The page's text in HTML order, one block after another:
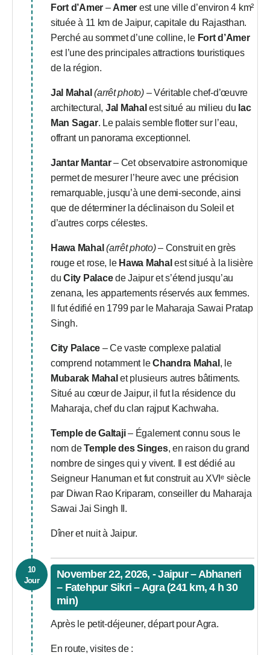
Fort d’Amer – Amer est une ville d’environ 4 km²
située à 11 km de Jaipur, capitale du Rajasthan.
Perché au sommet d’une colline, le Fort d’Amer
est l’une des principales attractions touristiques
de la région.
Jal Mahal (arrêt photo)– Véritable chef-d’œuvre
architectural, Jal Mahal est situé au milieu du lac
Man Sagar. Le palais semble flotter sur l’eau,
offrant un panorama exceptionnel.
Jantar Mantar– Cet observatoire astronomique
permet de mesurer l’heure avec une précision
remarquable, jusqu’à une demi-seconde, ainsi
que de déterminer la déclinaison du Soleil et
d’autres corps célestes.
Hawa Mahal (arrêt photo)– Construit en grès
rouge et rose, le Hawa Mahal est situé à la lisière
duCity Palacede Jaipur et s’étend jusqu’au
zenana, les appartements réservés aux femmes.
Il fut édifié en 1799 par le Maharaja Sawai Pratap
Singh.
City Palace – Ce vaste complexe palatial
comprend notamment leChandra Mahal , le
Mubarak Mahal et plusieurs autres bâtiments.
Situé au cœur de Jaipur, il fut la résidence du
Maharaja, chef du clan rajput Kachwaha.
Temple de Galtaji– Également connu sous le
nom deTemple des Singes, en raison du grand
nombre de singes qui y vivent. Il est dédié au
Seigneur Hanuman et fut construit au XVIᵉ siècle
par Diwan Rao Kriparam, conseiller du Maharaja
Sawai Jai Singh II.
Dîner et nuit à Jaipur.
10
Jour
November 22, 2026, - Jaipur – Abhaneri
– Fatehpur Sikri – Agra (241 km, 4 h 30
min)
Après le petit-déjeuner, départ pour Agra.
En route, visites de :